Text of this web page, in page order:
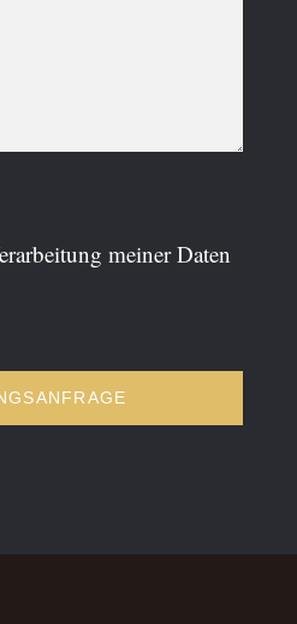
meiner Daten